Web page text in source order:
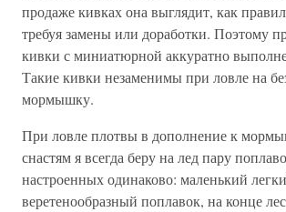
продаже кивках она выглядит, как
требуя замены или доработки. Поэтому
кивки с миниатюрной аккуратно
Такие кивки незаменимы при ловле на
мормышку.
При ловле плотвы в дополнение к
снастям я всегда беру на лед пару
настроенных одинаково: маленький
веретенообразный поплавок, на конце